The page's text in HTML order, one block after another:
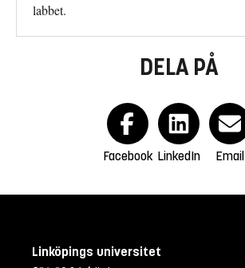
labbet.
DELA PÅ
Facebook LinkedIn Email
Linköpings universitet